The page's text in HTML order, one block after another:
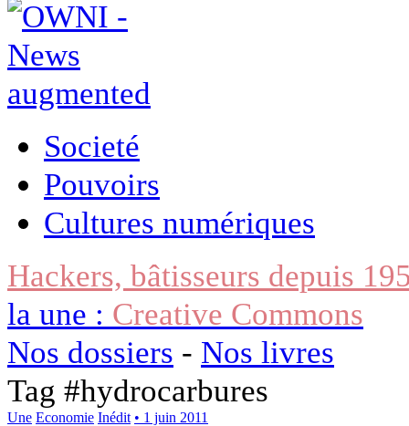
Societé
Pouvoirs
Cultures numériques
Hackers, bâtisseurs depuis
la une : Creative Commons
Nos dossiers - Nos livres
Tag #hydrocarbures
Une Economie Inédit • 1 juin 2011